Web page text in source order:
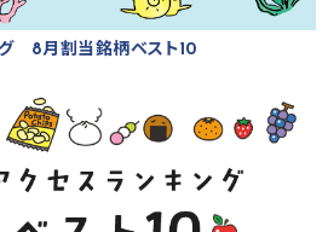
8月割当銘柄ベスト10